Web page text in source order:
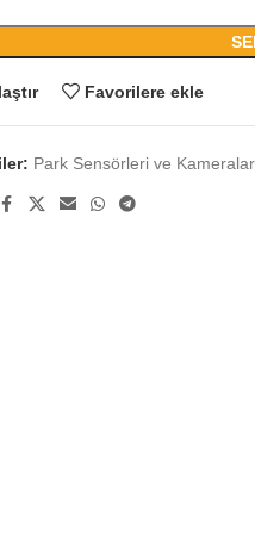
Favorilere ekle
Park Sensörleri ve Kameralar